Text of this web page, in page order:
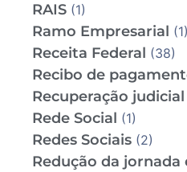
RAIS (1)
Ramo Empresarial (1)
Receita Federal (38)
Recibo de
Recuperação judicial
Rede Social (1)
Redes Sociais (2)
Redução da jornada